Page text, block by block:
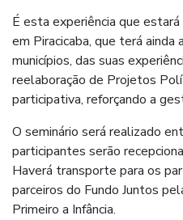
É esta experiência que
em Piracicaba, que terá ainda
municípios, das suas
reelaboração de Projetos
participativa, reforçando a
O seminário será realizado
participantes serão
Haverá transporte para os
parceiros do Fundo Juntos
Primeiro a Infância.